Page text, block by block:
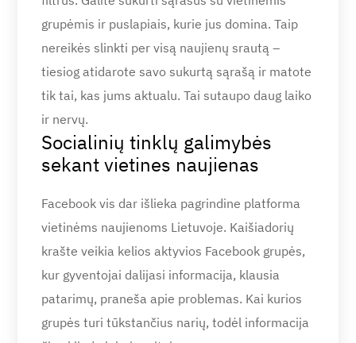
grupėmis ir puslapiais, kurie jus domina. Taip
nereikės slinkti per visą naujienų srautą –
tiesiog atidarote savo sukurtą sąrašą ir matote
tik tai, kas jums aktualu. Tai sutaupo daug laiko
ir nervų.
Socialinių tinklų galimybės
sekant vietines naujienas
Facebook vis dar išlieka pagrindine platforma
vietinėms naujienoms Lietuvoje. Kaišiadorių
krašte veikia kelios aktyvios Facebook grupės,
kur gyventojai dalijasi informacija, klausia
patarimų, praneša apie problemas. Kai kurios
grupės turi tūkstančius narių, todėl informacija